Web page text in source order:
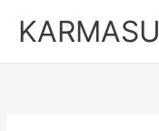
KARMASU